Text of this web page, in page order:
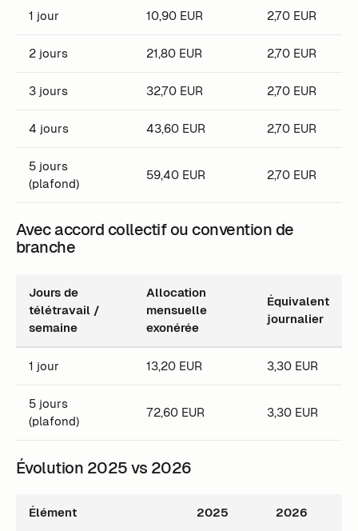
1 jour 10,90 EUR 2,70 EUR
2 jours 21,80 EUR 2,70 EUR
3 jours 32,70 EUR 2,70 EUR
4 jours 43,60 EUR 2,70 EUR
5 jours
(plafond)
59,40 EUR 2,70 EUR
Avec accord collectif ou convention de
branche
Jours de
télétravail /
semaine
Allocation
mensuelle
exonérée
Équivalent
journalier
1 jour 13,20 EUR 3,30 EUR
5 jours
(plafond)
72,60 EUR 3,30 EUR
Évolution 2025 vs 2026
Élément 2025 2026